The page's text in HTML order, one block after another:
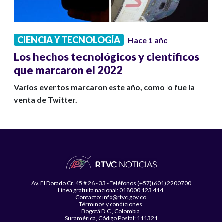
CIENCIA Y TECNOLOGÍA Hace 1 año
Los hechos tecnológicos y científicos
que marcaron el 2022
Varios eventos marcaron este año, como lo fue la
venta de Twitter.
Av. El Dorado Cr. 45 # 26 - 33 - Teléfonos (+57)(601) 2200700
Línea gratuita nacional: 018000 123 414
Contacto: info@rtvc.gov.co
Términos y condiciones
Bogotá D.C., Colombia
Suramérica, Código Postal: 111321